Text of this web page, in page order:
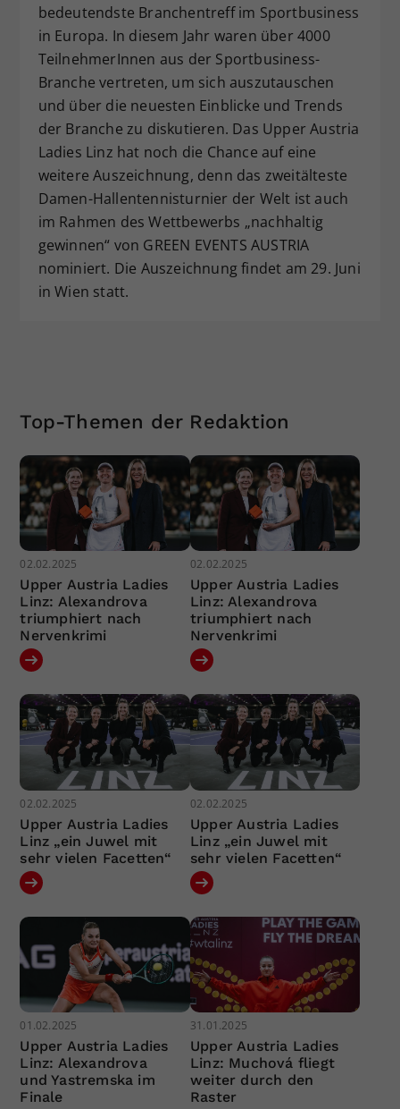
bedeutendste Branchentreff im Sportbusiness
in Europa. In diesem Jahr waren über 4000
TeilnehmerInnen aus der Sportbusiness-
Branche vertreten, um sich auszutauschen
und über die neuesten Einblicke und Trends
der Branche zu diskutieren. Das Upper Austria
Ladies Linz hat noch die Chance auf eine
weitere Auszeichnung, denn das zweitälteste
Damen-Hallentennisturnier der Welt ist auch
im Rahmen des Wettbewerbs „nachhaltig
gewinnen“ von GREEN EVENTS AUSTRIA
nominiert. Die Auszeichnung findet am 29. Juni
in Wien statt.
Top-Themen der Redaktion
02.02.2025
Upper Austria Ladies
Linz: Alexandrova
triumphiert nach
Nervenkrimi
02.02.2025
Upper Austria Ladies
Linz: Alexandrova
triumphiert nach
Nervenkrimi
02.02.2025
Upper Austria Ladies
Linz „ein Juwel mit
sehr vielen Facetten“
02.02.2025
Upper Austria Ladies
Linz „ein Juwel mit
sehr vielen Facetten“
01.02.2025
Upper Austria Ladies
Linz: Alexandrova
und Yastremska im
Finale
31.01.2025
Upper Austria Ladies
Linz: Muchová fliegt
weiter durch den
Raster